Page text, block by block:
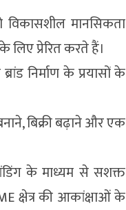
मानसिकता
प्रेरित करते हैं।
निर्माण के प्रयासों के
बिक्री बढ़ाने और एक
के माध्यम से सशक्त
क्षेत्र की आकांक्षाओं के